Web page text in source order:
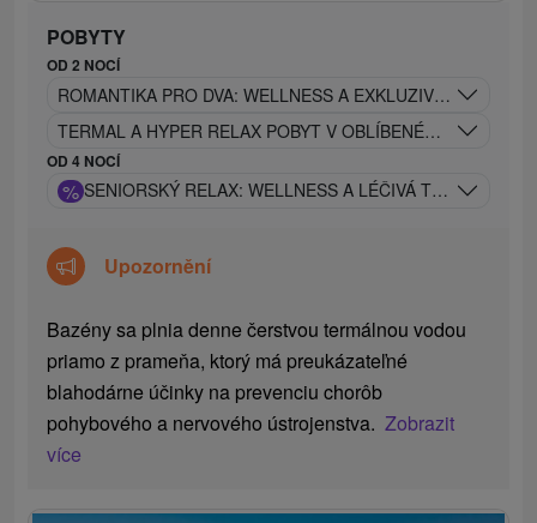
POBYTY
OD 2 NOCÍ
ROMANTIKA PRO DVA: WELLNESS A EXKLUZIVNÍ BONUSY
TERMAL A HYPER RELAX POBYT V OBLÍBENÉM HOTELU
OD 4 NOCÍ
% SENIORSKÝ RELAX: WELLNESS A LÉČIVÁ TERMÁLNÍ
Upozornění
Bazény sa plnia denne čerstvou termálnou vodou
priamo z prameňa, ktorý má preukázateľné
blahodárne účinky na prevenciu chorôb
pohybového a nervového ústrojenstva.Zobrazit
více